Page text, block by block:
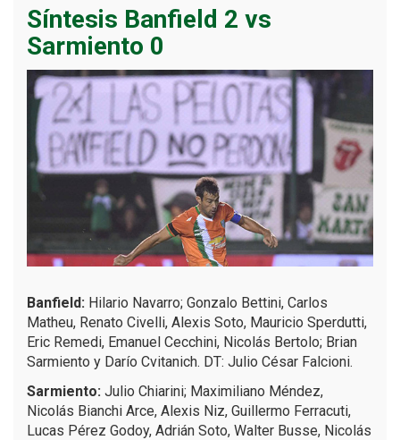
Síntesis Banfield 2 vs
Sarmiento 0
Banfield: Hilario Navarro; Gonzalo Bettini, Carlos
Matheu, Renato Civelli, Alexis Soto, Mauricio Sperdutti,
Eric Remedi, Emanuel Cecchini, Nicolás Bertolo; Brian
Sarmiento y Darío Cvitanich. DT: Julio César Falcioni.
Sarmiento: Julio Chiarini; Maximiliano Méndez,
Nicolás Bianchi Arce, Alexis Niz, Guillermo Ferracuti,
Lucas Pérez Godoy, Adrián Soto, Walter Busse, Nicolás